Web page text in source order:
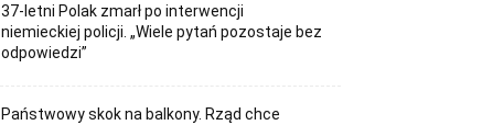
37-letni Polak zmarł po interwencji
niemieckiej policji. „Wiele pytań pozostaje bez
odpowiedzi”
Państwowy skok na balkony. Rząd chce